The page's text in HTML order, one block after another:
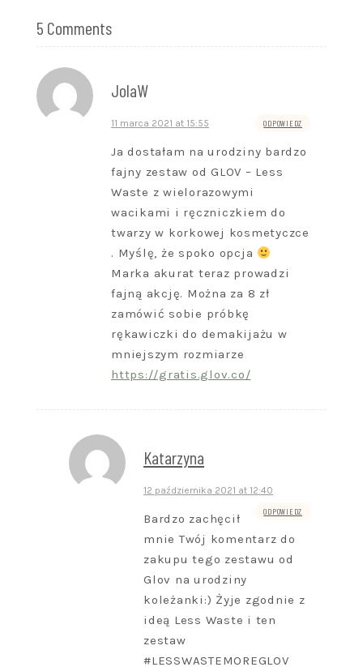
5 Comments
JolaW
11 marca 2021 at 15:55 ODPOWIEDZ
Ja dostałam na urodziny bardzo
fajny zestaw od GLOV – Less
Waste z wielorazowymi
wacikami i ręczniczkiem do
twarzy w korkowej kosmetyczce
. Myślę, że spoko opcja
Marka akurat teraz prowadzi
fajną akcję. Można za 8 zł
zamówić sobie próbkę
rękawiczki do demakijażu w
mniejszym rozmiarze
https://gratis.glov.co/
Katarzyna
12 października 2021 at 12:40
ODPOWIEDZ
Bardzo zachęcił
mnie Twój komentarz do
zakupu tego zestawu od
Glov na urodziny
koleżanki:) Żyje zgodnie z
ideą Less Waste i ten
zestaw
#LESSWASTEMOREGLOV